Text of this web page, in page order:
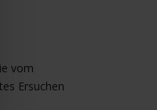
vom
Ersuchen